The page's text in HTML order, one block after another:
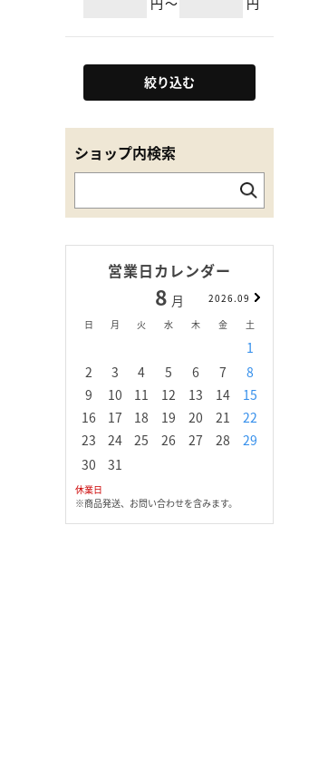
絞り込む
ショップ内検索
営業日カレンダー
8 月
2026.09
日
月 火 水 木 金 土
1
2
3 4 5 6 7
8
9
10 11 12 13 14
15
16
17 18 19 20 21
22
23
24 25 26 27 28
29
30
31
休業日
※商品発送、お問い合わせを含みます。